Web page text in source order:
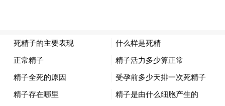
员曾一直将BBG(X)“特朗普”级战列舰视作取
代DDG(X)驱逐舰项目的新计划，并以此论
证，而后者又是计划中的“阿利·伯克”级后续
舰。